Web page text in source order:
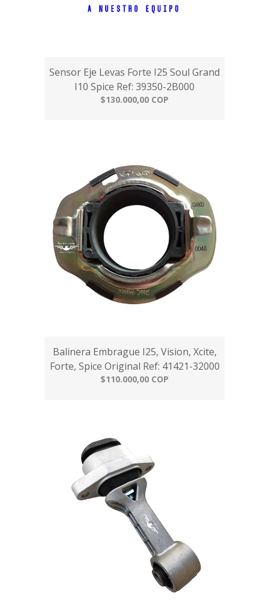
Sensor Eje Levas Forte I25 Soul Grand
I10 Spice Ref: 39350-2B000
$130.000,00 COP
Balinera Embrague I25, Vision, Xcite,
Forte, Spice Original Ref: 41421-32000
$110.000,00 COP